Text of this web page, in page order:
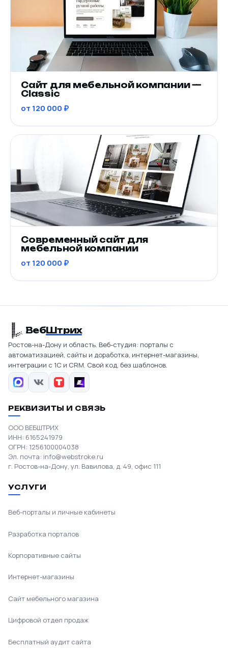
Сайт для мебельной компании —
Classic
от 120 000 ₽
Современный сайт для
мебельной компании
от 120 000 ₽
ВебШтрих
Ростов-на-Дону и область. Веб-студия: порталы с
автоматизацией, сайты и доработка, интернет-магазины,
интеграции с 1С и CRM. Свой код, без шаблонов.
РЕКВИЗИТЫ И СВЯЗЬ
ООО ВЕБШТРИХ
ИНН: 6165241979
ОГРН: 1256100004038
Эл. почта: info@webstroke.ru
г. Ростов-на-Дону, ул. Вавилова, д. 49, офис 111
УСЛУГИ
Веб-порталы и личные кабинеты
Разработка порталов
Корпоративные сайты
Интернет-магазины
Сайт мебельного магазина
Цифровой отдел продаж
Бесплатный аудит сайта